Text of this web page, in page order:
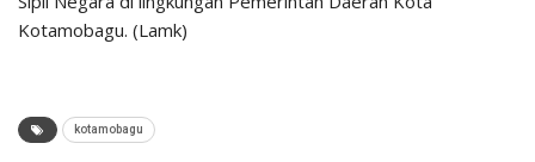
Kotamobagu. (Lamk)
kotamobagu